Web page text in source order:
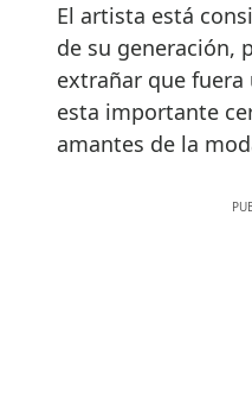
El artista está
de su generación,
extrañar que
esta importante
amantes de la